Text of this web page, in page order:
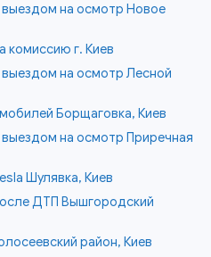
на осмотр Новое
комиссию г. Киев
на осмотр Лесной
Борщаговка, Киев
на осмотр Приречная
Шулявка, Киев
ДТП Вышгородский
район, Киев